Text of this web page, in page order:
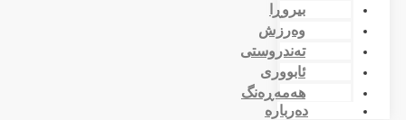
بیروڕا
وەرزش
تەندروستی
ئابووری
هەمەڕەنگ
دەربارە